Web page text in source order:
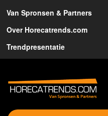
Van Spronsen & Partners
Over Horecatrends.com
Trendpresentatie